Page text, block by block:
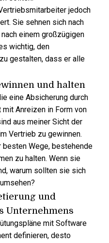
jedoch
Sie sehnen sich nach
einem großzügigen
wichtig, den
gestalten, dass er alle
und halten
eine Absicherung durch
Anreizen in Form von
aus meiner Sicht der
Vertrieb zu gewinnen.
Wege, bestehende
zu halten. Wenn sie
warum sollten sie sich
und
Unternehmens
mit Software
definieren, desto